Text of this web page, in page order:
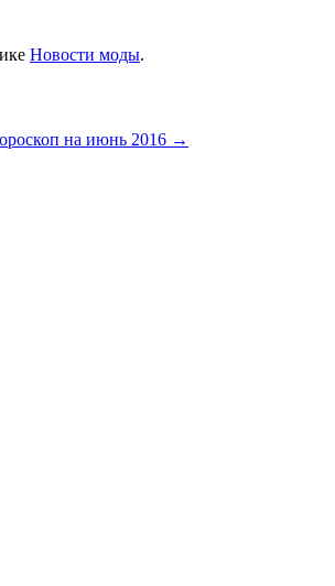
Новости моды.
на июнь 2016 →